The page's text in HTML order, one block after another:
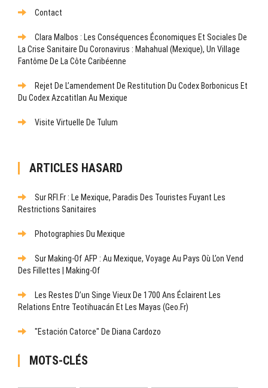
Contact
Clara Malbos : Les Conséquences Économiques Et Sociales De
La Crise Sanitaire Du Coronavirus : Mahahual (Mexique), Un Village
Fantôme De La Côte Caribéenne
Rejet De L’amendement De Restitution Du Codex Borbonicus Et
Du Codex Azcatitlan Au Mexique
Visite Virtuelle De Tulum
ARTICLES HASARD
Sur RFI.fr : Le Mexique, Paradis Des Touristes Fuyant Les
Restrictions Sanitaires
Photographies Du Mexique
Sur Making-Of AFP : Au Mexique, Voyage Au Pays Où L’on Vend
Des Fillettes | Making-Of
Les Restes D’un Singe Vieux De 1700 Ans Éclairent Les
Relations Entre Teotihuacán Et Les Mayas (Geo.fr)
"Estación Catorce" De Diana Cardozo
MOTS-CLÉS